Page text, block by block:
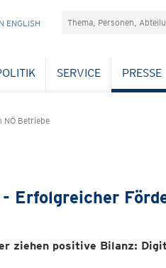
ENGLISH Suchefeld
SERVICE PRESSE
Betriebe
ziehen positive Bilanz: